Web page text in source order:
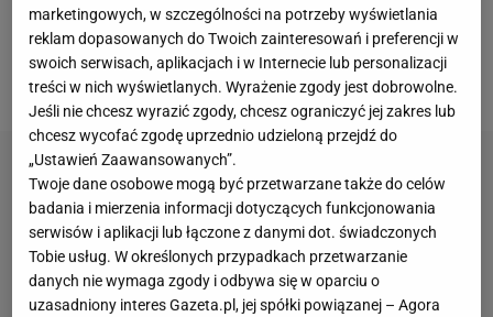
trzecie miejsce w tej samej konkurencji podczas
Pucharu Świata w Hochfilzen. W klasyfikacji
generalnej PŚ 2013/14 jest 21.
marketingowych, w szczególności na potrzeby wyświetlania
reklam dopasowanych do Twoich zainteresowań i preferencji w
swoich serwisach, aplikacjach i w Internecie lub personalizacji
treści w nich wyświetlanych. Wyrażenie zgody jest dobrowolne.
Jeśli nie chcesz wyrazić zgody, chcesz ograniczyć jej zakres lub
chcesz wycofać zgodę uprzednio udzieloną przejdź do
„Ustawień Zaawansowanych”.
Twoje dane osobowe mogą być przetwarzane także do celów
badania i mierzenia informacji dotyczących funkcjonowania
serwisów i aplikacji lub łączone z danymi dot. świadczonych
Tobie usług. W określonych przypadkach przetwarzanie
danych nie wymaga zgody i odbywa się w oparciu o
uzasadniony interes Gazeta.pl, jej spółki powiązanej – Agora